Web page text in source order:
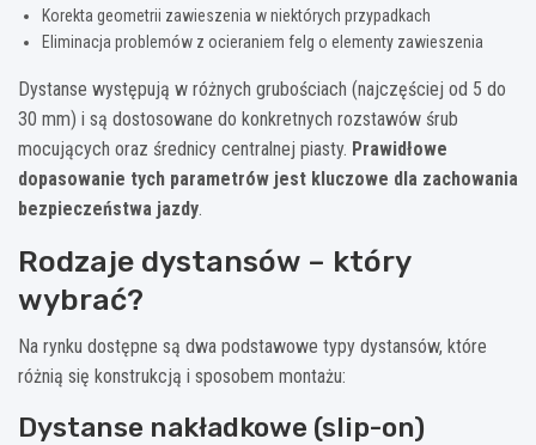
Korekta geometrii zawieszenia w niektórych przypadkach
Eliminacja problemów z ocieraniem felg o elementy zawieszenia
Dystanse występują w różnych grubościach (najczęściej od 5 do
30 mm) i są dostosowane do konkretnych rozstawów śrub
mocujących oraz średnicy centralnej piasty. Prawidłowe
dopasowanie tych parametrów jest kluczowe dla zachowania
bezpieczeństwa jazdy.
Rodzaje dystansów – który
wybrać?
Na rynku dostępne są dwa podstawowe typy dystansów, które
różnią się konstrukcją i sposobem montażu:
Dystanse nakładkowe (slip-on)